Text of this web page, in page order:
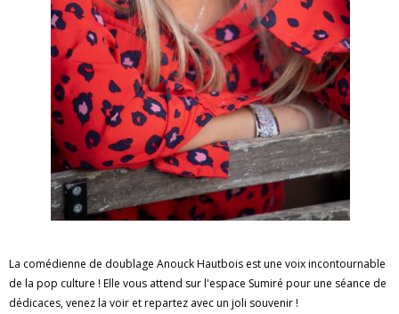
La comédienne de doublage Anouck Hautbois est une voix incontournable
de la pop culture ! Elle vous attend sur l'espace Sumiré pour une séance de
dédicaces, venez la voir et repartez avec un joli souvenir !